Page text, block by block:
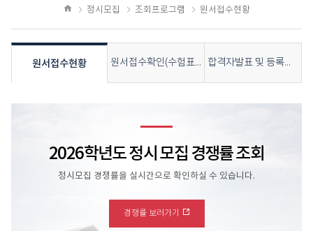
정시모집 조회프로그램 원서접수현황
기
원서접수현황 원서접수확인(수험표출력) 합격자발표 및 등록금고지서출력
2026학년도 정시 모집 경쟁률 조회
정시모집 경쟁률을 실시간으로 확인하실 수 있습니다.
경쟁률 보러가기